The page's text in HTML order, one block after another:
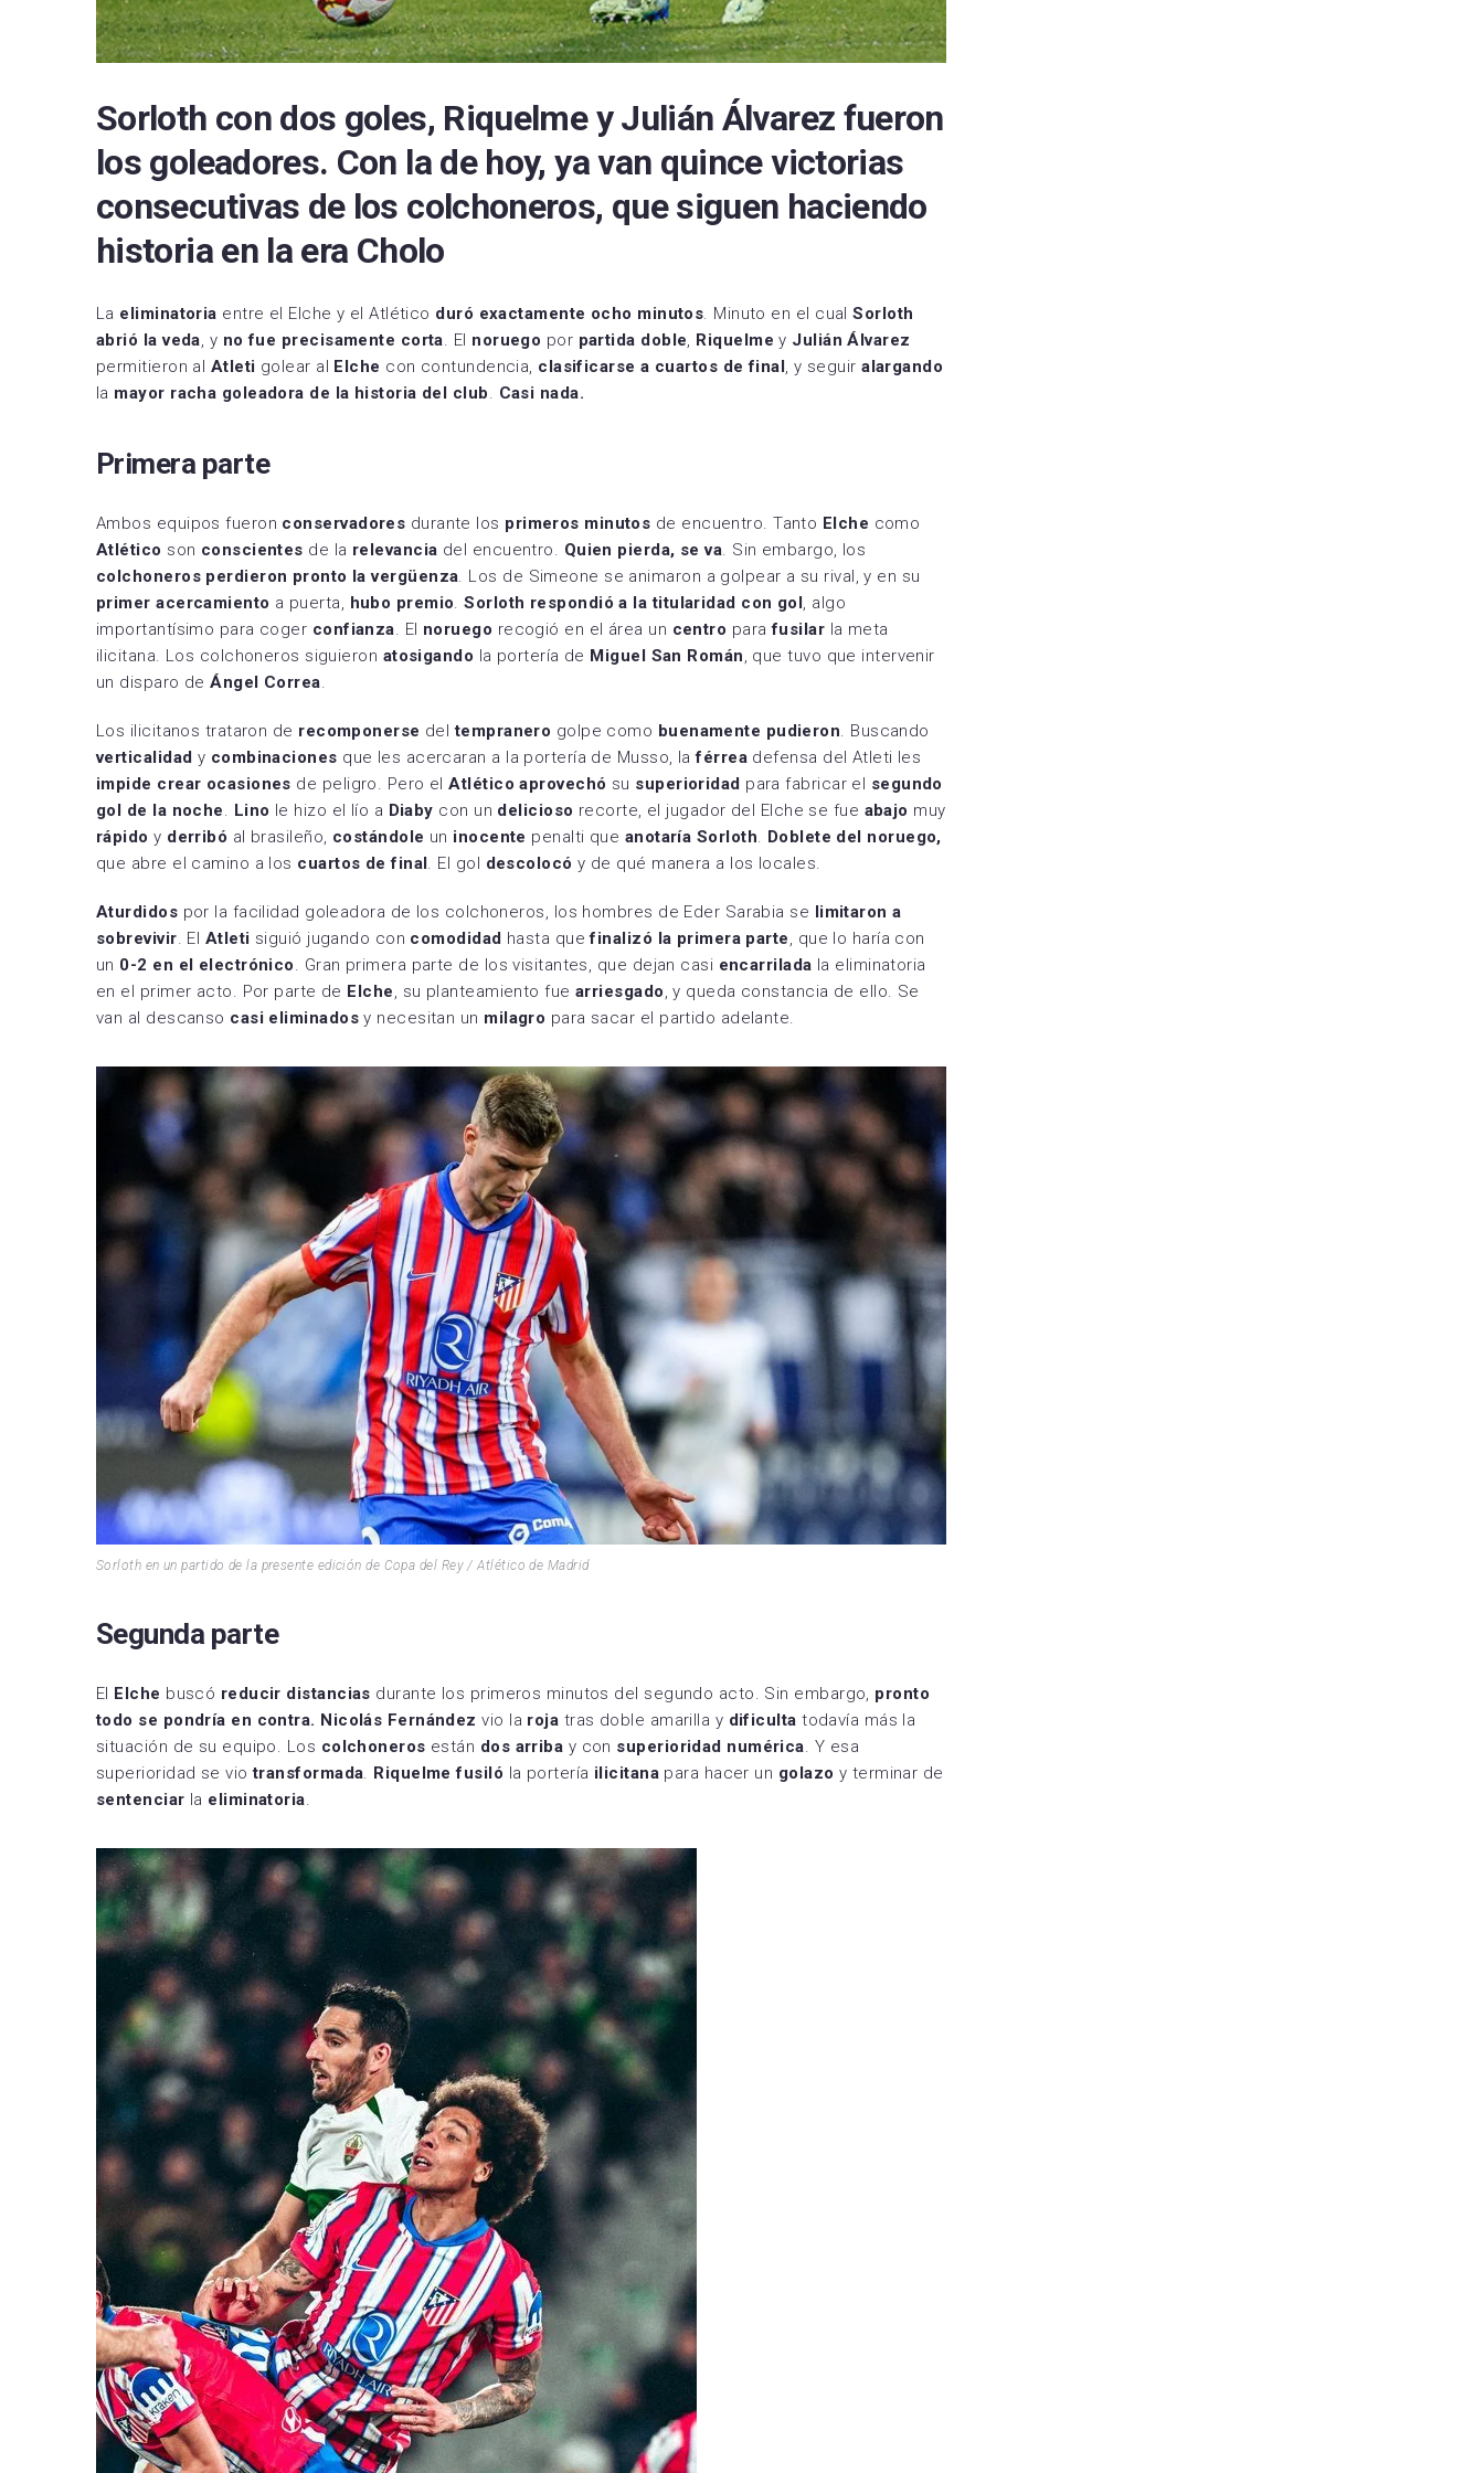
Utebo FC
Sorloth con dos goles, Riquelme y Julián Álvarez fueron
los goleadores. Con la de hoy, ya van quince victorias
consecutivas de los colchoneros, que siguen haciendo
historia en la era Cholo
La eliminatoria entre el Elche y el Atlético duró exactamente ocho minutos. Minuto en el cualSorloth
abrió la veda, y no fue precisamente corta. El noruego por partida doble, Riquelme y Julián Álvarez
permitieron al Atleti golear al Elche con contundencia, clasificarse a cuartos de final, y seguiralargando
la mayor racha goleadora de la historia del club. Casi nada.
Primera parte
Ambos equipos fueron conservadores durante los primeros minutos de encuentro. Tanto Elche como
Atlético son conscientes de la relevancia del encuentro. Quien pierda, se va . Sin embargo, los
colchoneros perdieron pronto la vergüenza . Los de Simeone se animaron a golpear a su rival, y en su
primer acercamiento a puerta, hubo premio .Sorloth respondió a la titularidad con gol , algo
importantísimo para coger confianza . El noruego recogió en el área un centro parafusilar la meta
ilicitana. Los colchoneros siguieron atosigando la portería de Miguel San Román , que tuvo que intervenir
un disparo deÁngel Correa
Los ilicitanos trataron de recomponerse deltempranero golpe como buenamente pudieron . Buscando
verticalidad y combinaciones que les acercaran a la portería de Musso, la férrea defensa del Atleti les
impide crear ocasiones de peligro. Pero elAtlético aprovechó su superioridad para fabricar el segundo
gol de la noche
Lino le hizo el lío a Diaby con un delicioso recorte, el jugador del Elche se fue abajo muy
rápidoy derribó al brasileño, costándole un inocente penalti que anotaría Sorloth
Doblete del noruego,
que abre el camino a los cuartos de final . El gol descolocó y de qué manera a los locales.
Aturdidos por la facilidad goleadora de los colchoneros, los hombres de Eder Sarabia se limitaron a
sobrevivir . El Atleti siguió jugando con comodidad hasta quefinalizó la primera parte , que lo haría con
un 0-2 en el electrónico . Gran primera parte de los visitantes, que dejan casi encarrilada la eliminatoria
en el primer acto. Por parte de Elche , su planteamiento fuearriesgado , y queda constancia de ello. Se
van al descanso casi eliminadosy necesitan un milagro para sacar el partido adelante.
Sorloth en un partido de la presente edición de Copa del Rey / Atlético de Madrid
Segunda parte
El Elche buscó reducir distancias durante los primeros minutos del segundo acto. Sin embargo, pronto
todo se pondría en contra. Nicolás Fernández vio la roja tras doble amarilla y dificultatodavía más la
situación de su equipo. Los colchoneros están dos arriba y con superioridad numérica. Y esa
superioridad se viotransformada. Riquelme fusiló la portería ilicitanapara hacer un golazo y terminar de
sentenciar la eliminatoria.